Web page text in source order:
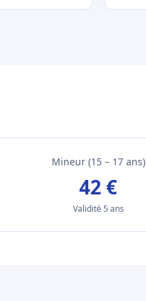
Mineur (15 – 17 ans)
42 €
Validité 5 ans